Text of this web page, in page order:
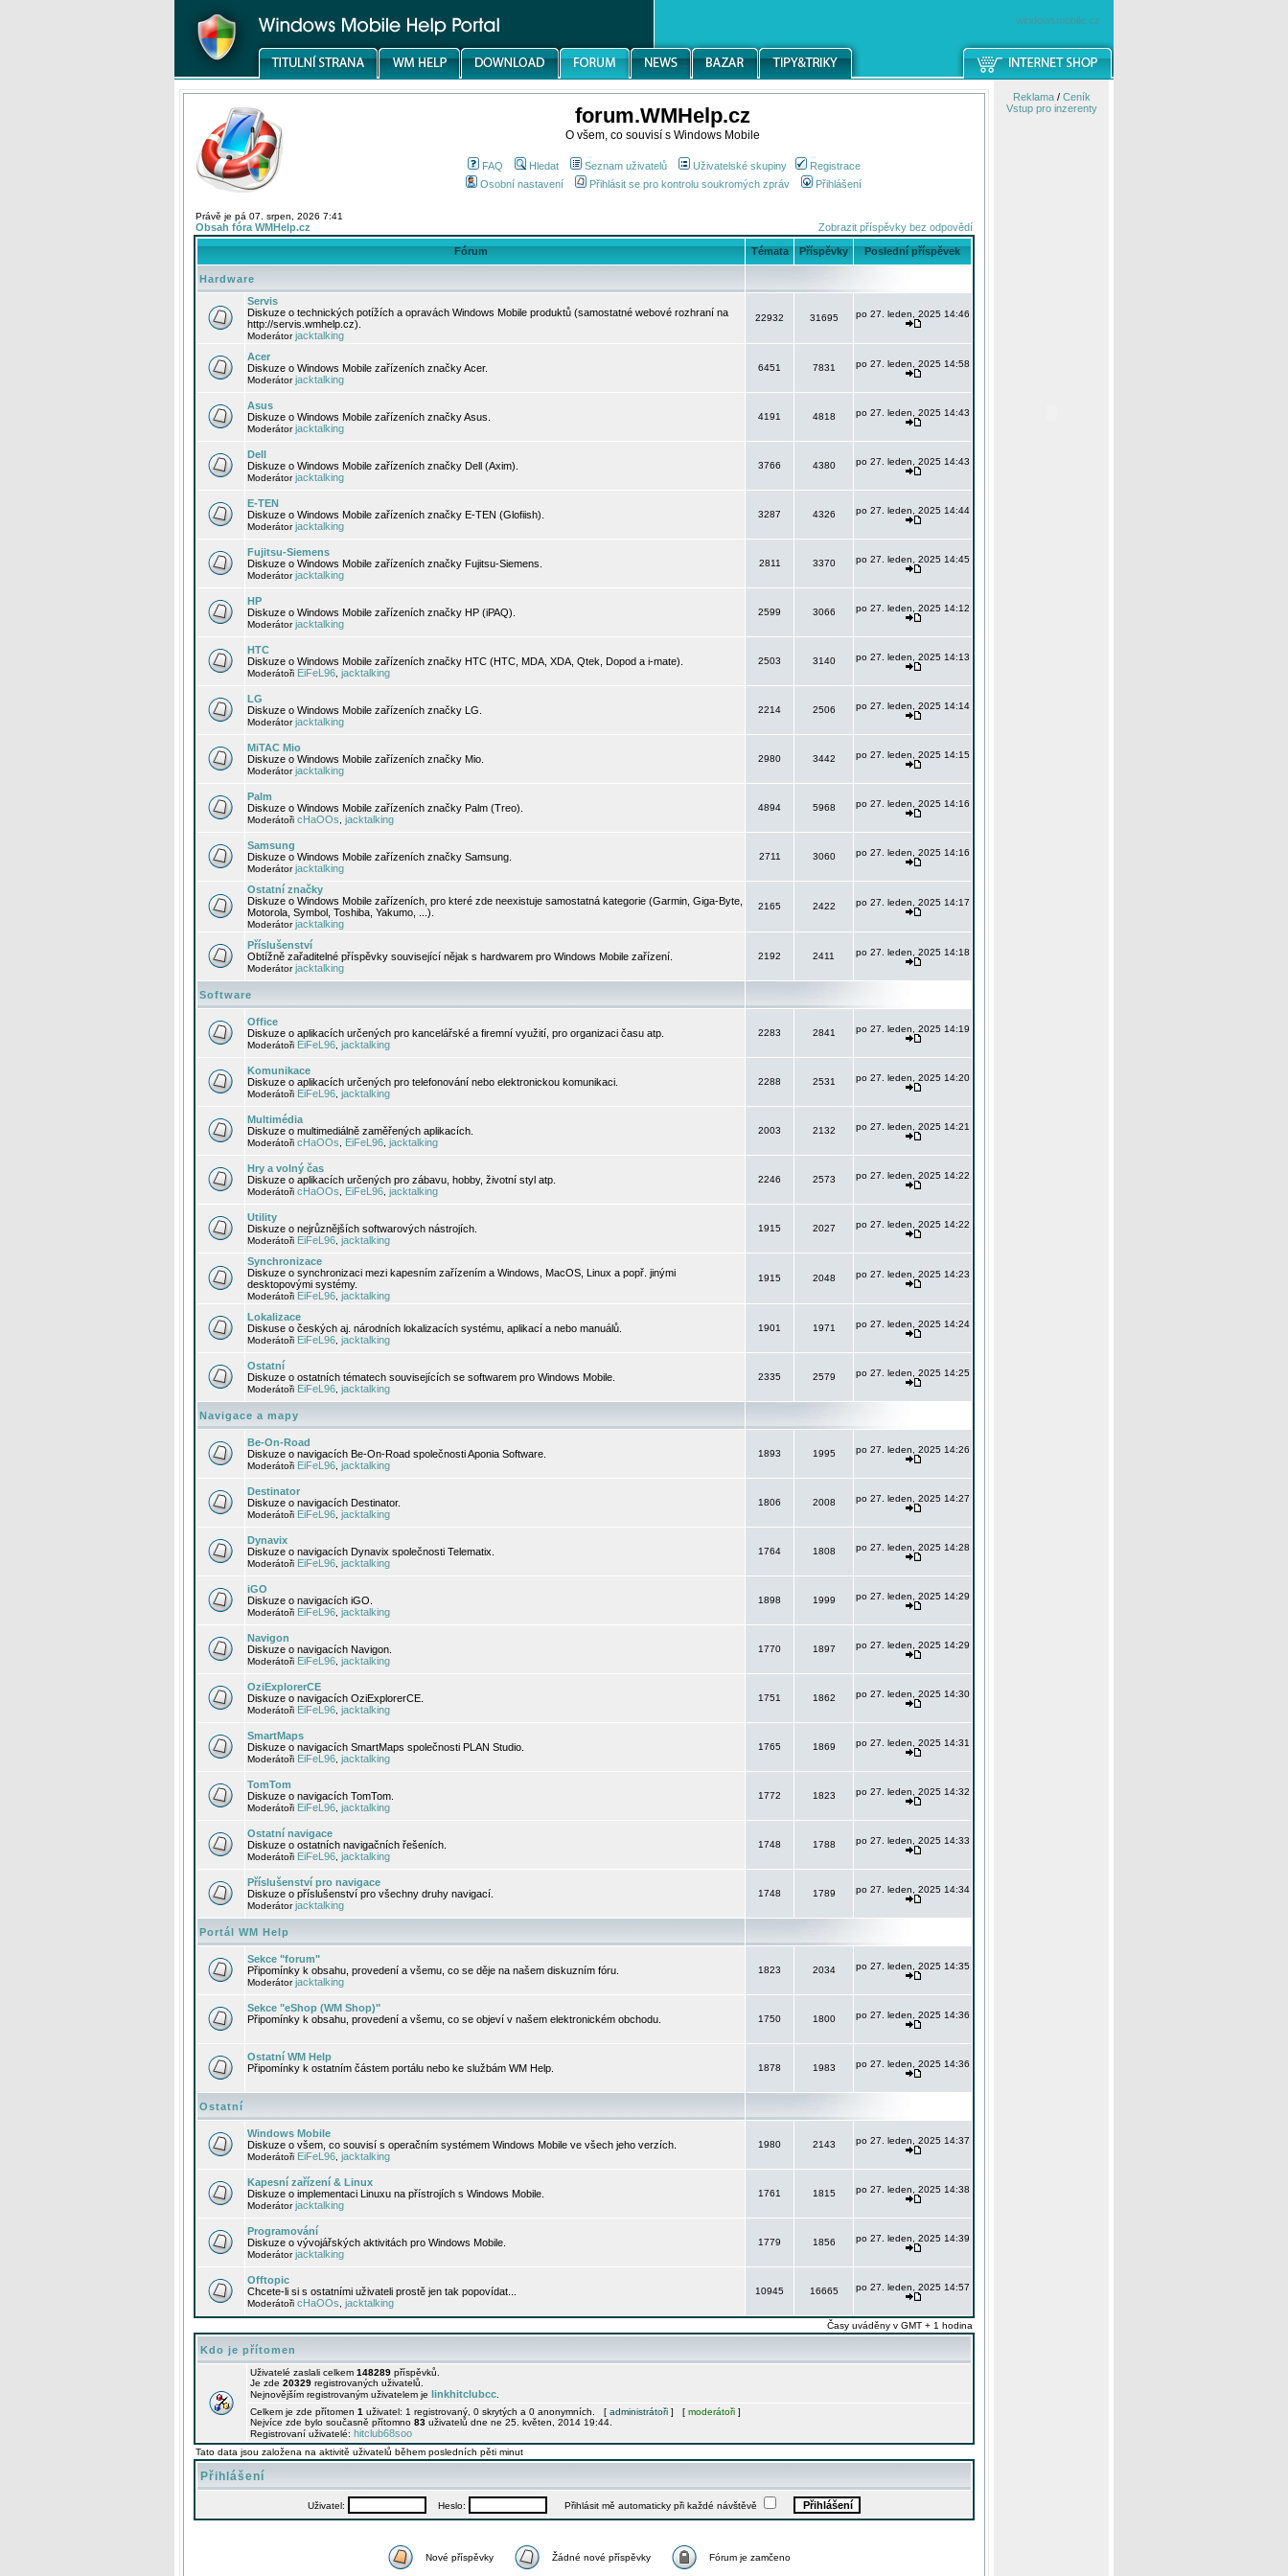
windowsmobile.cz
forum.WMHelp.cz
O všem, co souvisí s Windows Mobile
FAQ Hledat Seznam uživatelů Uživatelské skupiny
Registrace
Osobní nastavení
Přihlásit se pro kontrolu soukromých zpráv Přihlášení
Právě je pá 07. srpen, 2026 7:41
Obsah fóra WMHelp.cz Zobrazit příspěvky bez odpovědí
Fórum Témata Příspěvky Poslední příspěvek
Hardware
Servis
Diskuze o technických potížích a opravách Windows Mobile produktů (samostatné webové rozhraní na
http://servis.wmhelp.cz).
Moderátorjacktalking
22932 31695 po 27. leden, 2025 14:46
Acer
Diskuze o Windows Mobile zařízeních značky Acer.
Moderátorjacktalking
6451 7831 po 27. leden, 2025 14:58
Asus
Diskuze o Windows Mobile zařízeních značky Asus.
Moderátorjacktalking
4191 4818 po 27. leden, 2025 14:43
Dell
Diskuze o Windows Mobile zařízeních značky Dell (Axim).
Moderátorjacktalking
3766 4380 po 27. leden, 2025 14:43
E-TEN
Diskuze o Windows Mobile zařízeních značky E-TEN (Glofiish).
Moderátorjacktalking
3287 4326 po 27. leden, 2025 14:44
Fujitsu-Siemens
Diskuze o Windows Mobile zařízeních značky Fujitsu-Siemens.
Moderátorjacktalking
2811 3370 po 27. leden, 2025 14:45
HP
Diskuze o Windows Mobile zařízeních značky HP (iPAQ).
Moderátorjacktalking
2599 3066 po 27. leden, 2025 14:12
HTC
Diskuze o Windows Mobile zařízeních značky HTC (HTC, MDA, XDA, Qtek, Dopod a i-mate).
Moderátoři EiFeL96 jacktalking
2503 3140 po 27. leden, 2025 14:13
LG
Diskuze o Windows Mobile zařízeních značky LG.
Moderátorjacktalking
2214 2506 po 27. leden, 2025 14:14
MiTAC Mio
Diskuze o Windows Mobile zařízeních značky Mio.
Moderátorjacktalking
2980 3442 po 27. leden, 2025 14:15
Palm
Diskuze o Windows Mobile zařízeních značky Palm (Treo).
Moderátoři cHaOOs jacktalking
4894 5968 po 27. leden, 2025 14:16
Samsung
Diskuze o Windows Mobile zařízeních značky Samsung.
Moderátorjacktalking
2711 3060 po 27. leden, 2025 14:16
Ostatní značky
Diskuze o Windows Mobile zařízeních, pro které zde neexistuje samostatná kategorie (Garmin, Giga-Byte,
Motorola, Symbol, Toshiba, Yakumo, ...).
Moderátorjacktalking
2165 2422 po 27. leden, 2025 14:17
Příslušenství
Obtížně zařaditelné příspěvky související nějak s hardwarem pro Windows Mobile zařízení.
Moderátorjacktalking
2192 2411 po 27. leden, 2025 14:18
Software
Office
Diskuze o aplikacích určených pro kancelářské a firemní využití, pro organizaci času atp.
Moderátoři EiFeL96 jacktalking
2283 2841 po 27. leden, 2025 14:19
Komunikace
Diskuze o aplikacích určených pro telefonování nebo elektronickou komunikaci.
Moderátoři EiFeL96 jacktalking
2288 2531 po 27. leden, 2025 14:20
Multimédia
Diskuze o multimediálně zaměřených aplikacích.
Moderátoři cHaOOs EiFeL96 jacktalking
2003 2132 po 27. leden, 2025 14:21
Hry a volný čas
Diskuze o aplikacích určených pro zábavu, hobby, životní styl atp.
Moderátoři cHaOOs EiFeL96 jacktalking
2246 2573 po 27. leden, 2025 14:22
Utility
Diskuze o nejrůznějších softwarových nástrojích.
Moderátoři EiFeL96 jacktalking
1915 2027 po 27. leden, 2025 14:22
Synchronizace
Diskuze o synchronizaci mezi kapesním zařízením a Windows, MacOS, Linux a popř. jinými
desktopovými systémy.
Moderátoři EiFeL96 jacktalking
1915 2048 po 27. leden, 2025 14:23
Lokalizace
Diskuse o českých aj. národních lokalizacích systému, aplikací a nebo manuálů.
Moderátoři EiFeL96 jacktalking
1901 1971 po 27. leden, 2025 14:24
Ostatní
Diskuze o ostatních tématech souvisejících se softwarem pro Windows Mobile.
Moderátoři EiFeL96 jacktalking
2335 2579 po 27. leden, 2025 14:25
Navigace a mapy
Be-On-Road
Diskuze o navigacích Be-On-Road společnosti Aponia Software.
Moderátoři EiFeL96 jacktalking
1893 1995 po 27. leden, 2025 14:26
Destinator
Diskuze o navigacích Destinator.
Moderátoři EiFeL96 jacktalking
1806 2008 po 27. leden, 2025 14:27
Dynavix
Diskuze o navigacích Dynavix společnosti Telematix.
Moderátoři EiFeL96 jacktalking
1764 1808 po 27. leden, 2025 14:28
iGO
Diskuze o navigacích iGO.
Moderátoři EiFeL96 jacktalking
1898 1999 po 27. leden, 2025 14:29
Navigon
Diskuze o navigacích Navigon.
Moderátoři EiFeL96 jacktalking
1770 1897 po 27. leden, 2025 14:29
OziExplorerCE
Diskuze o navigacích OziExplorerCE.
Moderátoři EiFeL96 jacktalking
1751 1862 po 27. leden, 2025 14:30
SmartMaps
Diskuze o navigacích SmartMaps společnosti PLAN Studio.
Moderátoři EiFeL96 jacktalking
1765 1869 po 27. leden, 2025 14:31
TomTom
Diskuze o navigacích TomTom.
Moderátoři EiFeL96 jacktalking
1772 1823 po 27. leden, 2025 14:32
Ostatní navigace
Diskuze o ostatních navigačních řešeních.
Moderátoři EiFeL96 jacktalking
1748 1788 po 27. leden, 2025 14:33
Příslušenství pro navigace
Diskuze o příslušenství pro všechny druhy navigací.
Moderátorjacktalking
1748 1789 po 27. leden, 2025 14:34
Portál WM Help
Sekce "forum"
Připomínky k obsahu, provedení a všemu, co se děje na našem diskuzním fóru.
Moderátorjacktalking
1823 2034 po 27. leden, 2025 14:35
Sekce "eShop (WM Shop)"
Připomínky k obsahu, provedení a všemu, co se objeví v našem elektronickém obchodu.
1750 1800 po 27. leden, 2025 14:36
Ostatní WM Help
Připomínky k ostatním částem portálu nebo ke službám WM Help.
1878 1983 po 27. leden, 2025 14:36
Ostatní
Windows Mobile
Diskuze o všem, co souvisí s operačním systémem Windows Mobile ve všech jeho verzích.
Moderátoři EiFeL96 jacktalking
1980 2143 po 27. leden, 2025 14:37
Kapesní zařízení & Linux
Diskuze o implementaci Linuxu na přístrojích s Windows Mobile.
Moderátorjacktalking
1761 1815 po 27. leden, 2025 14:38
Programování
Diskuze o vývojářských aktivitách pro Windows Mobile.
Moderátorjacktalking
1779 1856 po 27. leden, 2025 14:39
Offtopic
Chcete-li si s ostatními uživateli prostě jen tak popovídat...
Moderátoři cHaOOs jacktalking
10945 16665 po 27. leden, 2025 14:57
Časy uváděny v GMT + 1 hodina
Kdo je přítomen
Uživatelé zaslali celkem 148289 příspěvků.
Je zde 20329 registrovaných uživatelů.
Nejnovějším registrovaným uživatelem je linkhitclubcc
Celkem je zde přítomen 1 uživatel: 1 registrovaný, 0 skrytých a 0 anonymních. [ administrátoři ] [ moderátoři ]
Nejvíce zde bylo současně přítomno 83 uživatelů dne ne 25. květen, 2014 19:44.
Registrovaní uživatelé: hitclub68soo
Tato data jsou založena na aktivitě uživatelů během posledních pěti minut
Přihlášení
Uživatel: Heslo: Přihlásit mě automaticky při každé návštěvě
Nové příspěvky Žádné nové příspěvky Fórum je zamčeno
Reklama/ Ceník
Vstup pro inzerenty